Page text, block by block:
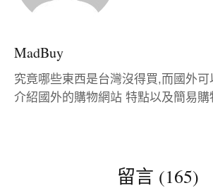
MadBuy
究竟哪些東西是台灣沒得買,而國外可
介紹國外的購物網站 特點以及簡易購
留言 (165)